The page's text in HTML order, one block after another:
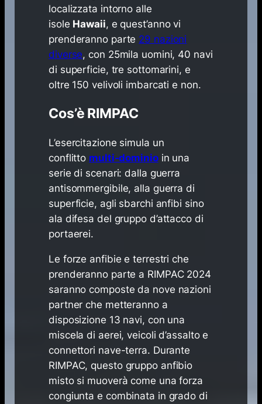
localizzata intorno alle
isole Hawaii, e quest’anno vi
prenderanno parte 29 nazioni
diverse, con 25mila uomini, 40 navi
di superficie, tre sottomarini, e
oltre 150 velivoli imbarcati e non.
Cos’è RIMPAC
L’esercitazione simula un
conflitto multi-dominioin una
serie di scenari: dalla guerra
antisommergibile, alla guerra di
superficie, agli sbarchi anfibi sino
ala difesa del gruppo d’attacco di
portaerei.
Le forze anfibie e terrestri che
prenderanno parte a RIMPAC 2024
saranno composte da nove nazioni
partner che metteranno a
disposizione 13 navi, con una
miscela di aerei, veicoli d’assalto e
connettori nave-terra. Durante
RIMPAC, questo gruppo anfibio
misto si muoverà come una forza
congiunta e combinata in grado di